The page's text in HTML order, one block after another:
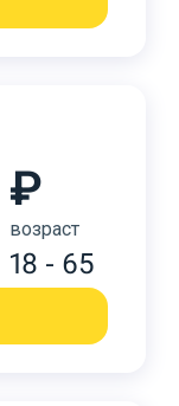
₽
возраст
18 - 65